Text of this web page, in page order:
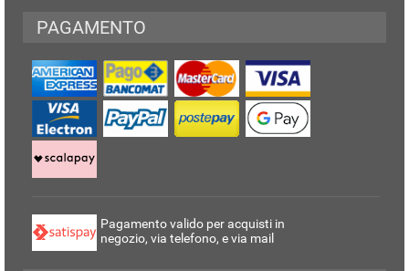
PAGAMENTO
Pagamento valido per acquisti in
negozio, via telefono, e via mail